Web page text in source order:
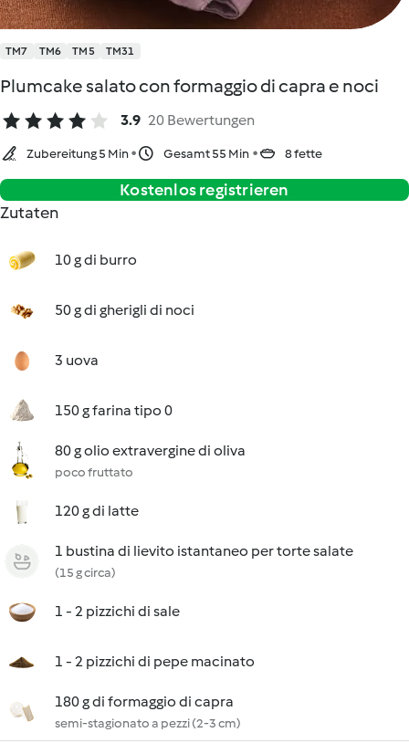
TM7 TM6 TM5 TM31
Plumcake salato con formaggio di capra e noci
3.9 20 Bewertungen
Zubereitung 5 Min Gesamt 55 Min 8 fette
Kostenlos registrieren
Zutaten
10 g di burro
50 g di gherigli di noci
3 uova
150 g farina tipo 0
80 g olio extravergine di oliva
poco fruttato
120 g di latte
1 bustina di lievito istantaneo per torte salate
(15 g circa)
1 - 2 pizzichi di sale
1 - 2 pizzichi di pepe macinato
180 g di formaggio di capra
semi-stagionato a pezzi (2-3 cm)